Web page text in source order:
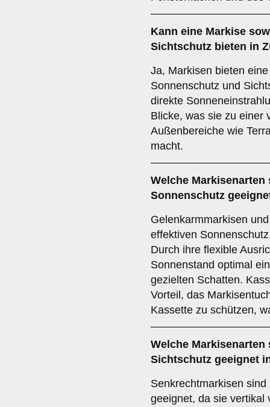
Kann eine Markise
Sichtschutz bieten in
Ja, Markisen bieten
Sonnenschutz und
direkte
Blicke, was sie zu einer
Außenbereiche wie
macht.
Welche
Sonnenschutz
Gelenkarmmarkisen
effektiven
Durch ihre flexible
Sonnenstand optimal
gezielten Schatten.
Vorteil, das
Kassette zu schützen,
Welche
Sichtschutz geeignet
Senkrechtmarkisen
geeignet, da sie vertikal